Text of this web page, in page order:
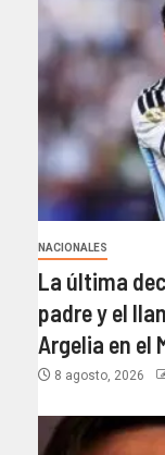
NACIONALES
La última
padre y el
Argelia en el
8 agosto, 2026